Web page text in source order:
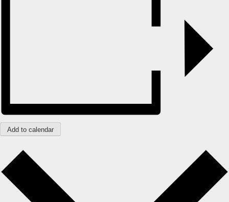
Add to calendar